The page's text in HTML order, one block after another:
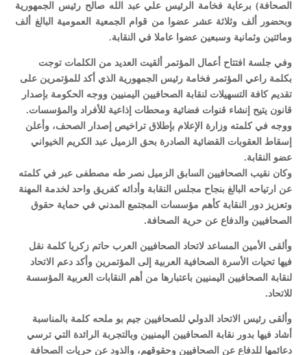
الصحافة) برعاية فخامة الرئيس علي عبد الله صالح رئيس الجمهورية
وبحضور ألف وثلاثة عشر عضوا من قوام الجمعية العمومية البالغ ألف
ومائتين وثمانية وسبعين عضوا عاملا في النقابة.
وفي جلسة افتتاح أعمال المؤتمر ألقيت العديد من الكلمات توجت
بكلمة راعي المؤتمر فخامة رئيس الجمهورية الذي أكد للمؤتمرين على
تقديم كافة التسهيلات لنقابة الصحافيين اليمنيين ووجه الحكومة بإصدار
قانون يتيح إنشاء قنوات فضائية ومحطات إذاعية للأفراد والمؤسسات.
ووجه في كلمته وزارة الإعلام بإطلاق تراخيص إصدار الصحف، وأعلن
إسقاط العقوبات القضائية الصادرة بحق الزميل عبد الكريم الخيواني
عضو النقابة.
وكان نقيب الصحافيين السابق الزميل نصر طه مصطفى عبر في كلمته
عن ارتياحه البالغ بنجاح مجلس النقابة وأدائه كفريق واحد لخدمة المهنة
وتعزيز دور النقابة كأهم مؤسسات المجتمع المدني في حماية حقوق
الصحافيين والدفاع عن حرية الصحافة.
وألقى الأمين المساعد لاتحاد الصحافيين العرب حاتم زكريا كلمة نقل
فيها تحيات الأسرة الصحافية العربية إلى المؤتمرين وأكد دعم الاتحاد
لنقابة الصحافيين اليمنيين باعتبارها من أهم النقابات العربية المؤسسة
للاتحاد.
وألقى رئيس الاتحاد الدولي للصحافيين جيم بو ملحه كلمة بالمناسبة
أشاد فيها بدور نقابة الصحافيين اليمنيين وبالتجربة الرائدة التي ترسي
دعائمها للدفاع عن الصحافيين وحقوقهم، والذود عن حريات الصحافة